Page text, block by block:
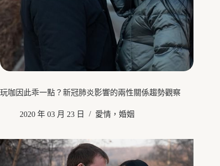
玩咖因此乖一點？新冠肺炎影響的兩性關係趨勢觀察
2020 年 03 月 23 日 愛情，婚姻